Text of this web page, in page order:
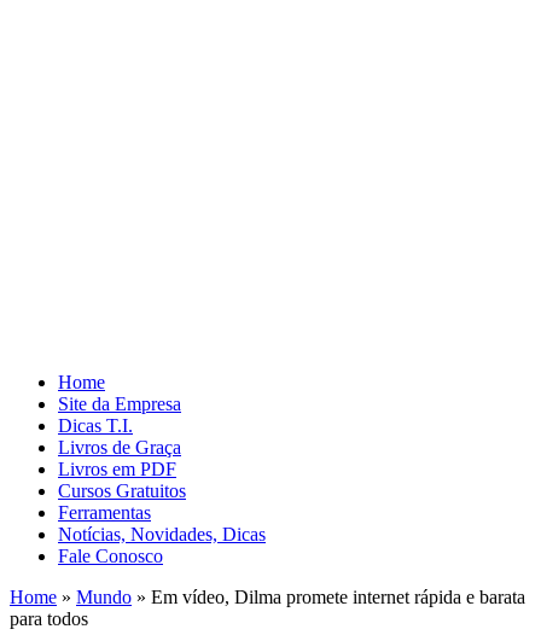
Home
Site da Empresa
Dicas T.I.
Livros de Graça
Livros em PDF
Cursos Gratuitos
Ferramentas
Notícias, Novidades, Dicas
Fale Conosco
Home » Mundo » Em vídeo, Dilma promete internet rápida e barata
para todos